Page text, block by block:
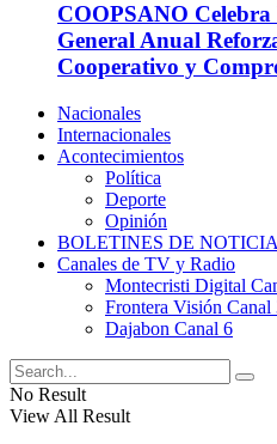
COOPSANO
General Anual
Cooperativo y
Nacionales
Internacionales
Acontecimientos
Política
Deporte
Opinión
BOLETINES DE
Canales de TV y Radio
Montecristi Digital
Frontera Visión Canal
Dajabon Canal 6
No Result
View All Result